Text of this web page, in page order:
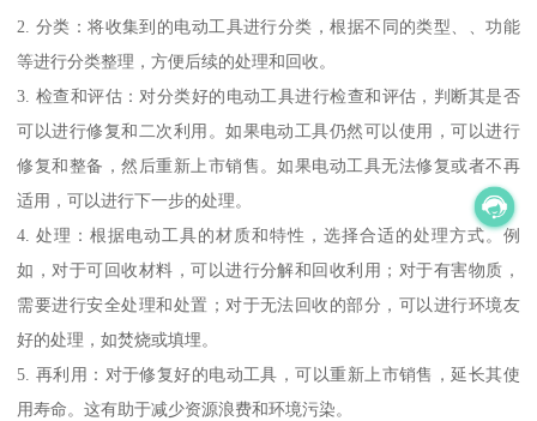
2. 分类：将收集到的电动工具进行分类，根据不同的类型、、功能
等进行分类整理，方便后续的处理和回收。
3. 检查和评估：对分类好的电动工具进行检查和评估，判断其是否
可以进行修复和二次利用。如果电动工具仍然可以使用，可以进行
修复和整备，然后重新上市销售。如果电动工具无法修复或者不再
适用，可以进行下一步的处理。
4. 处理：根据电动工具的材质和特性，选择合适的处理方式。例
如，对于可回收材料，可以进行分解和回收利用；对于有害物质，
需要进行安全处理和处置；对于无法回收的部分，可以进行环境友
好的处理，如焚烧或填埋。
5. 再利用：对于修复好的电动工具，可以重新上市销售，延长其使
用寿命。这有助于减少资源浪费和环境污染。